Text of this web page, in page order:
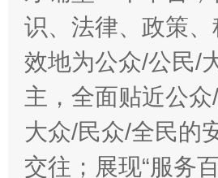
识、法律、政策
效地为公众/公民/
主，全面贴近公
大众/民众/全民的
交往；展现“服务